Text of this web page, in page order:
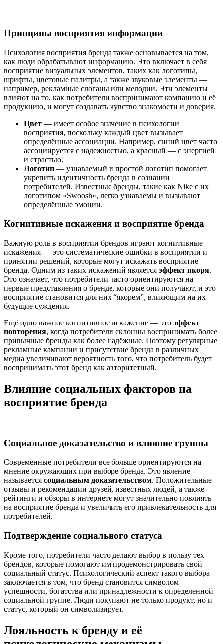
Принципы восприятия информации
Психология восприятия бренда также основывается на том,
как люди обрабатывают информацию. Это включает в себя
восприятие визуальных элементов, таких как логотипы,
шрифты, цветовые палитры, а также звуковые элементы —
например, рекламные слоганы или мелодии. Эти элементы
влияют на то, как потребители воспринимают компанию и её
продукцию, и могут создавать чувство знакомости и доверия.
Цвет — имеет особое значение в психологии
восприятия, поскольку каждый цвет вызывает
определённые ассоциации. Например, синий цвет часто
ассоциируется с надежностью, а красный — с энергией
и страстью.
Логотип — узнаваемый и простой логотип помогает
укрепить идентичность бренда в сознании
потребителей. Известные бренды, такие как Nike с их
логотипом «Swoosh», легко узнаваемы и вызывают
определённые эмоции.
Когнитивные искажения и восприятие бренда
Важную роль в восприятии брендов играют когнитивные
искажения — это систематические ошибки в восприятии и
принятии решений, которые могут искажать восприятие
бренда. Одним из таких искажений является эффект якоря.
Это означает, что потребители часто ориентируются на
первые представления о бренде, которые они получают, и это
восприятие становится для них “якорем”, влияющим на их
будущие суждения.
Ещё одно важное когнитивное искажение — это эффект
повторения, когда потребители склонны воспринимать более
привычные бренды как более надёжные. Поэтому регулярные
рекламные кампании и присутствие бренда в различных
медиа увеличивают вероятность того, что потребитель будет
воспринимать этот бренд как авторитетный.
Влияние социальных факторов на
восприятие бренда
Социальное доказательство и влияние группы
Современные потребители все больше ориентируются на
мнение окружающих при выборе бренда. Это явление
называется социальным доказательством. Положительные
отзывы и рекомендации друзей, известных людей, а также
рейтинги и обзоры в интернете могут значительно повлиять
на восприятие бренда и увеличить его привлекательность для
потребителей.
Подтверждение социального статуса
Кроме того, потребители часто делают выбор в пользу тех
брендов, которые помогают им продемонстрировать свой
социальный статус. Психологический аспект такого выбора
заключается в том, что бренд становится символом
успешности, богатства или принадлежности к определенной
социальной группе. Люди покупают не только продукт, но и
статус, который он символизирует.
Лояльность к бренду и её